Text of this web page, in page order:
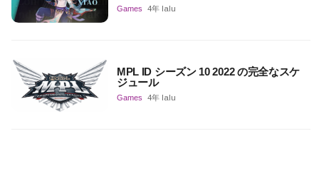
Games 4年 lalu
MPL ID シーズン 10 2022 の完全なスケ
ジュール
Games 4年 lalu